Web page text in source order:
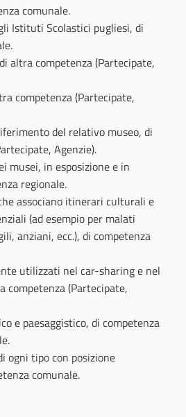
comunale.
Istituti Scolastici pugliesi, di
altra competenza (Partecipate,
competenza (Partecipate,
del relativo museo, di
Agenzie).
musei, in esposizione e in
regionale.
associano itinerari culturali e
(ad esempio per malati
anziani, ecc.), di competenza
utilizzati nel car-sharing e nel
competenza (Partecipate,
e paesaggistico, di competenza
tipo con posizione
comunale.